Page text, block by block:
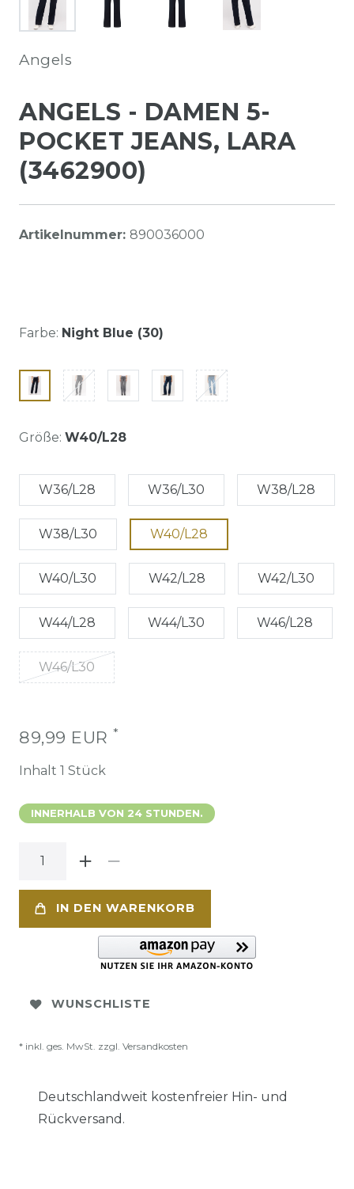
Angels
ANGELS - DAMEN 5-
POCKET JEANS, LARA
(3462900)
Artikelnummer: 890036000
Farbe: Night Blue (30)
Größe: W40/L28
W36/L28 W36/L30 W38/L28
W38/L30 W40/L28
W40/L30 W42/L28 W42/L30
W44/L28 W44/L30 W46/L28
W46/L30
89,99 EUR *
Inhalt 1 Stück
INNERHALB VON 24 STUNDEN.
IN DEN WARENKORB
WUNSCHLISTE
* inkl. ges. MwSt. zzgl. Versandkosten
Deutschlandweit kostenfreier Hin- und
Rückversand.